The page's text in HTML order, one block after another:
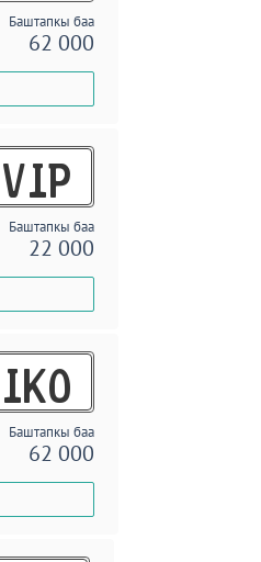
Баштапкы баа
62 000
VIP
Баштапкы баа
22 000
IKO
Баштапкы баа
62 000